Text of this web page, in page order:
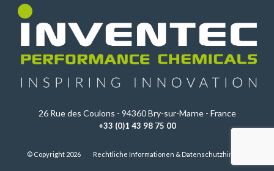
26 Rue des Coulons - 94360 Bry-sur-Marne - France
+33 (0)1 43 98 75 00
© Copyright 2026 Rechtliche Informationen & Datenschutzhinweis